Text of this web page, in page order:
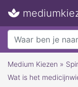
Medium Kiezen »
Wat is het